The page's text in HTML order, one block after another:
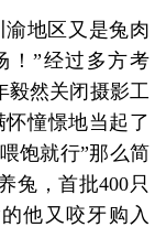
地区又是兔肉
！”经过多方考
毅然关闭摄影工
憧憬地当起了
饱就行”那么简
兔，首批400只
他又咬牙购入